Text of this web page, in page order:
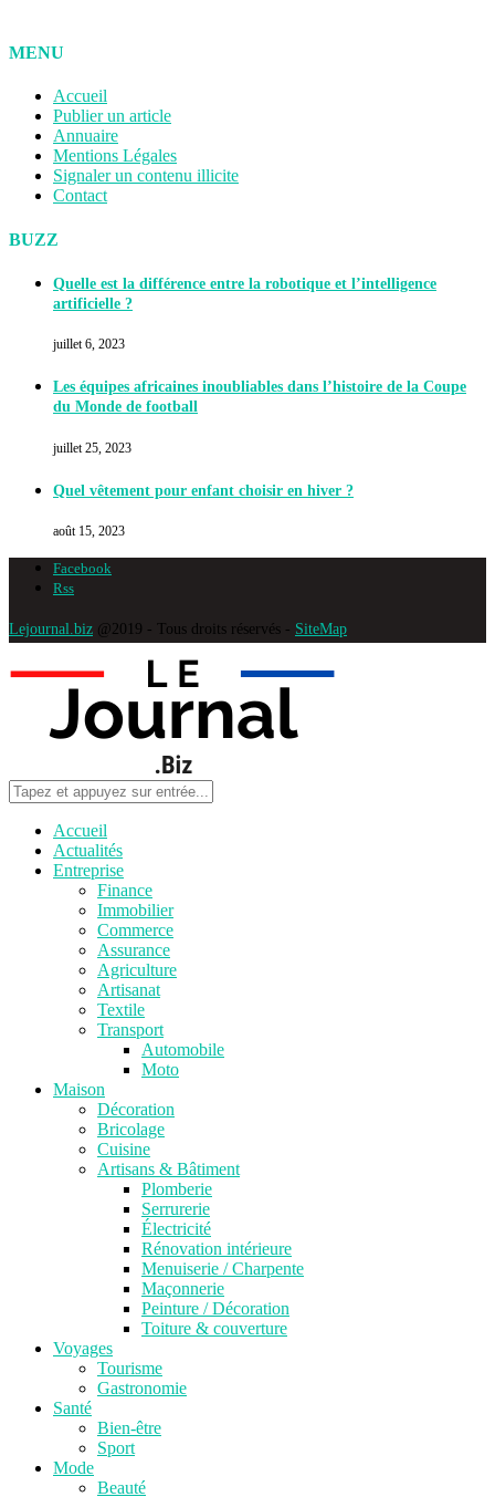
MENU
Accueil
Publier un article
Annuaire
Mentions Légales
Signaler un contenu illicite
Contact
BUZZ
Quelle est la différence entre la robotique et l’intelligence
artificielle ?
juillet 6, 2023
Les équipes africaines inoubliables dans l’histoire de la Coupe
du Monde de football
juillet 25, 2023
Quel vêtement pour enfant choisir en hiver ?
août 15, 2023
Facebook
Rss
Lejournal.biz @2019 - Tous droits réservés - SiteMap
Accueil
Actualités
Entreprise
Finance
Immobilier
Commerce
Assurance
Agriculture
Artisanat
Textile
Transport
Automobile
Moto
Maison
Décoration
Bricolage
Cuisine
Artisans & Bâtiment
Plomberie
Serrurerie
Électricité
Rénovation intérieure
Menuiserie / Charpente
Maçonnerie
Peinture / Décoration
Toiture & couverture
Voyages
Tourisme
Gastronomie
Santé
Bien-être
Sport
Mode
Beauté